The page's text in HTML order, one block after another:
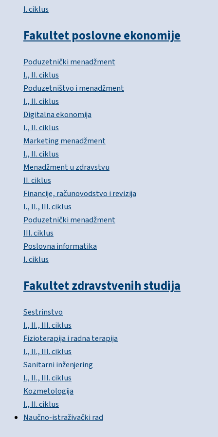
I. ciklus
Fakultet poslovne ekonomije
Poduzetnički menadžment
I., II. ciklus
Poduzetništvo i menadžment
I., II. ciklus
Digitalna ekonomija
I., II. ciklus
Marketing menadžment
I., II. ciklus
Menadžment u zdravstvu
II. ciklus
Financije, računovodstvo i revizija
I., II., III. ciklus
Poduzetnički menadžment
III. ciklus
Poslovna informatika
I. ciklus
Fakultet zdravstvenih studija
Sestrinstvo
I., II., III. ciklus
Fizioterapija i radna terapija
I., II., III. ciklus
Sanitarni inženjering
I., II., III. ciklus
Kozmetologija
I., II. ciklus
Naučno-istraživački rad